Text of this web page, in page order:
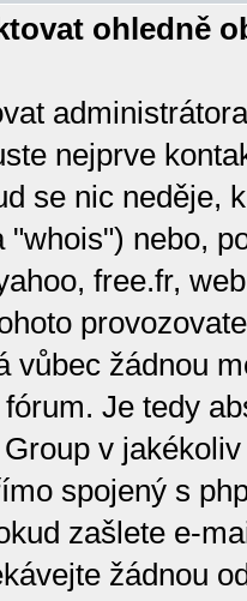
ohledně
nejprve
se nic neděje,
"whois") nebo,
free.fr,
vůbec žádnou
Je tedy
v
spojený s
zašlete e-
žádnou